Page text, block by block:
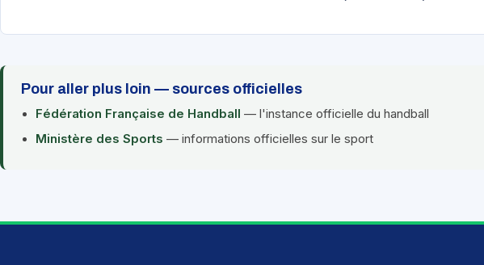
Pour aller plus loin — sources officielles
Fédération Française de Handball — l'instance officielle du handball
Ministère des Sports — informations officielles sur le sport